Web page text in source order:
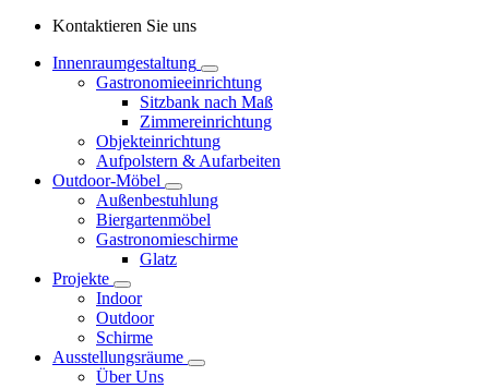
Kontaktieren Sie uns
Innenraumgestaltung
Gastronomieeinrichtung
Sitzbank nach Maß
Zimmereinrichtung
Objekteinrichtung
Aufpolstern & Aufarbeiten
Outdoor-Möbel
Außenbestuhlung
Biergartenmöbel
Gastronomieschirme
Glatz
Projekte
Indoor
Outdoor
Schirme
Ausstellungsräume
Über Uns